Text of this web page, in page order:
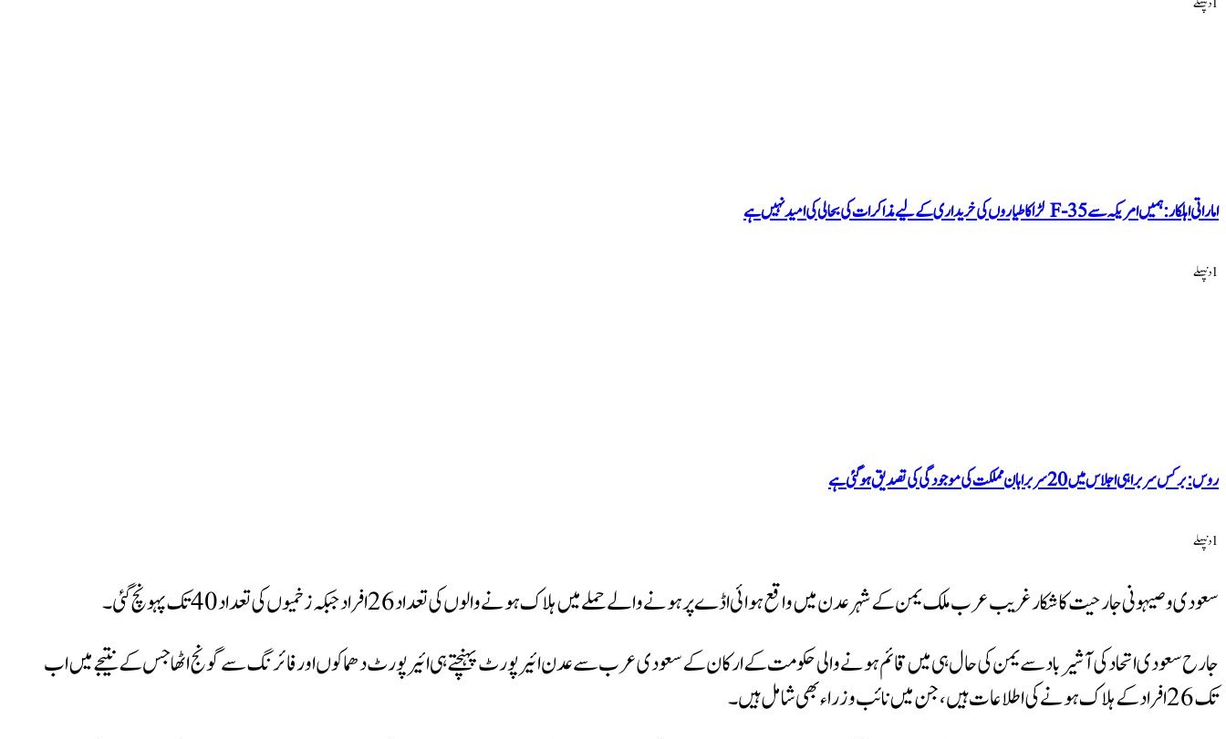
اماراتی اہلکار: ہمیں امریکہ سے F-35 لڑاکا طیاروں کی خریداری کے لیے مذاکرات کی بحالی کی امید نہیں ہے
1 دنپہلے
روس: برکس سربراہی اجلاس میں 20 سربراہان مملکت کی موجودگی کی تصدیق ہوگئی ہے
1 دنپہلے
سعودی و صیہونی جارحیت کا شکار غریب عرب ملک یمن کے شہر عدن میں واقع ہوائی اڈے پر ہونے والے حملے میں ہلاک ہونے والوں کی تعداد 26 افراد جبکہ زخمیوں کی تعداد 40 تک پہونچ گئی۔
جارح سعودی اتحاد کی آشیرباد سے یمن کی حال ہی میں قائم ہونے والی حکومت کے ارکان کے سعودی عرب سے عدن ائیرپورٹ پہنچتے ہی ائیرپورٹ دھماکوں اور فائرنگ سے گونج اٹھا جس کے نتیجے میں اب
تک 26 افراد کے ہلاک ہونے کی اطلاعات ہیں، جن میں نائب وزراء بھی شامل ہیں۔